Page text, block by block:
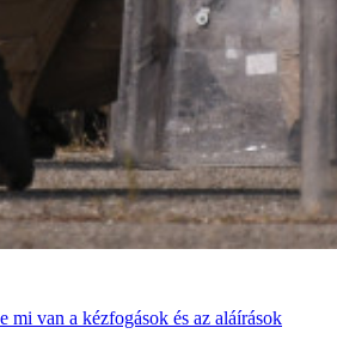
mi van a kézfogások és az aláírások